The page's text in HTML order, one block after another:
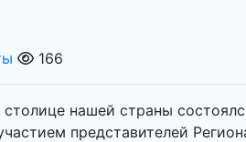
166
нашей страны
представителей